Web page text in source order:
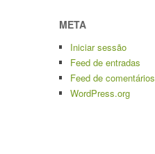
META
Iniciar sessão
Feed de entradas
Feed de comentários
WordPress.org